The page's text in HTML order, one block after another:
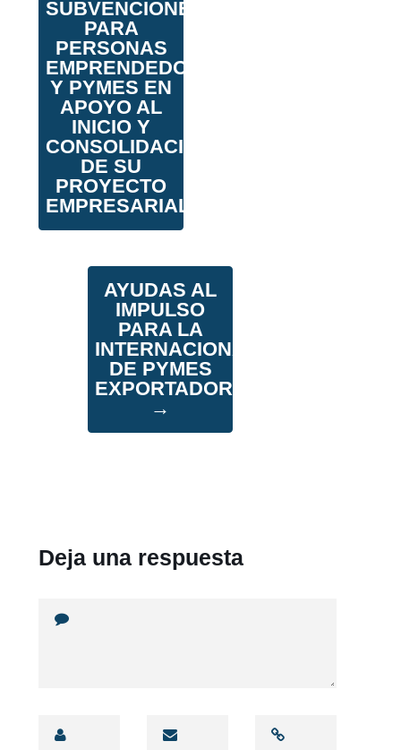
SUBVENCIONES
PARA
PERSONAS
EMPRENDEDORAS
Y PYMES EN
APOYO AL
INICIO Y
CONSOLIDACIÓN
DE SU
PROYECTO
EMPRESARIAL
AYUDAS AL
IMPULSO
PARA LA
INTERNACIONALIZACIÓN
DE PYMES
EXPORTADORAS
→
Deja una respuesta